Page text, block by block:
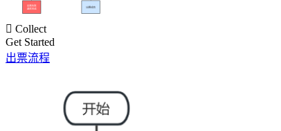
 Collect
Get Started
出票流程